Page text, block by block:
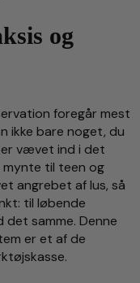
og
foregår mest
ikke bare noget, du
er vævet ind i det
mynte til teen og
angrebet af lus, så
til løbende
det samme. Denne
er et af de